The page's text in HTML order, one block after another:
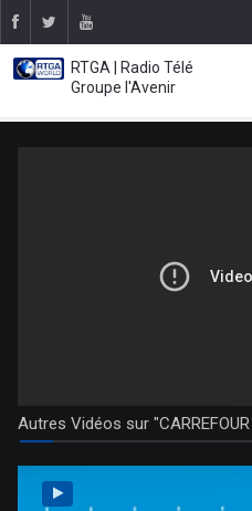
RTGA | Radio Télé
Groupe l'Avenir
Autres Vidéos sur